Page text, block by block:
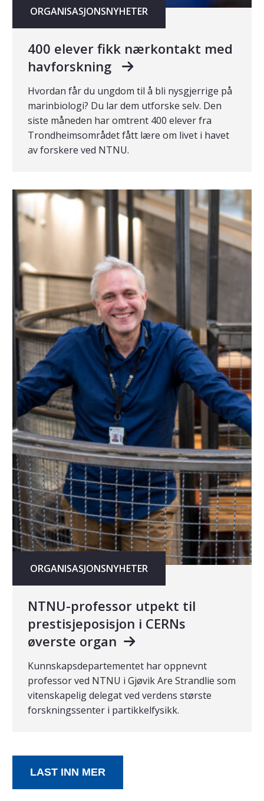
ORGANISASJONSNYHETER
400 elever fikk nærkontakt med
havforskning
Hvordan får du ungdom til å bli nysgjerrige på
marinbiologi? Du lar dem utforske selv. Den
siste måneden har omtrent 400 elever fra
Trondheimsområdet fått lære om livet i havet
av forskere ved NTNU.
ORGANISASJONSNYHETER
NTNU-professor utpekt til
prestisjeposisjon i CERNs
øverste organ
Kunnskapsdepartementet har oppnevnt
professor ved NTNU i Gjøvik Are Strandlie som
vitenskapelig delegat ved verdens største
forskningssenter i partikkelfysikk.
LAST INN MER